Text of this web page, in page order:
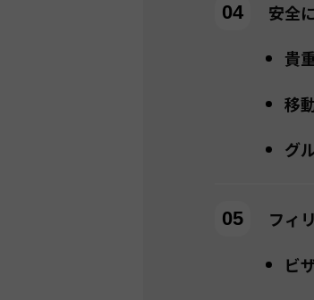
安全
貴
移
グ
フィ
ビ